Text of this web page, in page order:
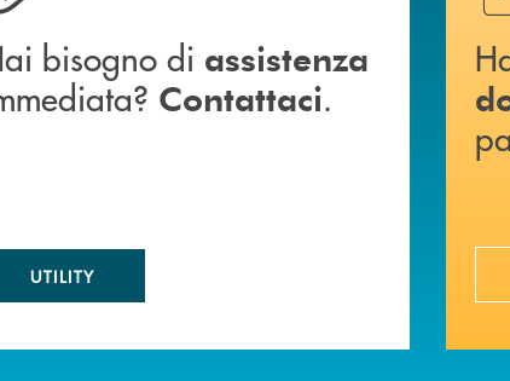
bisogno di assistenza
Contattaci.
UTILITY